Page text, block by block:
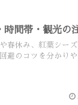
時間帯・観光の
春休み、紅葉シー
避のコツを分かりや